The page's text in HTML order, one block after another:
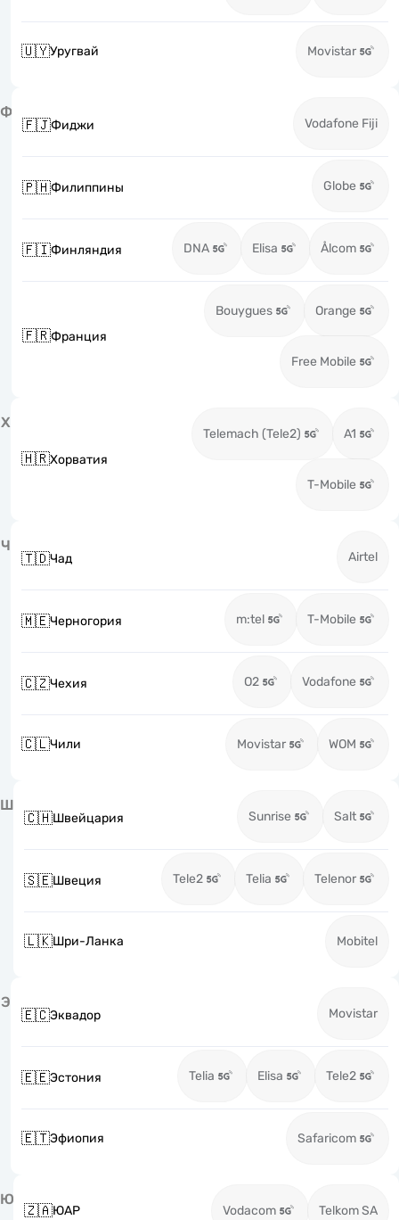
🇺🇾Уругвай Movistar
Ф
🇫🇯Фиджи Vodafone Fiji
🇵🇭Филиппины Globe
🇫🇮Финляндия DNA Elisa Ålcom
🇫🇷Франция
Bouygues Orange
Free Mobile
Х
🇭🇷Хорватия
Telemach (Tele2) A1
T-Mobile
Ч
🇹🇩Чад Airtel
🇲🇪Черногория m:tel T-Mobile
🇨🇿Чехия O2 Vodafone
🇨🇱Чили Movistar WOM
Ш
🇨🇭Швейцария Sunrise Salt
🇸🇪Швеция Tele2 Telia Telenor
🇱🇰Шри-Ланка Mobitel
Э
🇪🇨Эквадор Movistar
🇪🇪Эстония Telia Elisa Tele2
🇪🇹Эфиопия Safaricom
Ю
🇿🇦ЮАР Vodacom Telkom SA